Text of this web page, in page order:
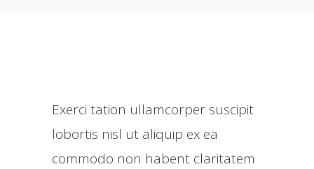
Exerci tation ullamcorper suscipit
lobortis nisl ut aliquip ex ea
commodo non habent claritatem